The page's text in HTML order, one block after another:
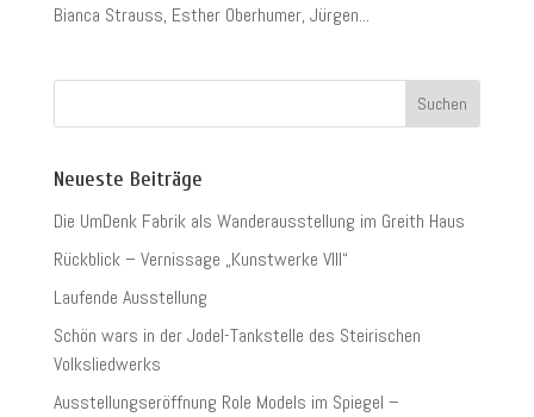
Bianca Strauss, Esther Oberhumer, Jürgen...
Neueste Beiträge
Die UmDenk Fabrik als Wanderausstellung im Greith Haus
Rückblick – Vernissage „Kunstwerke VIII“
Laufende Ausstellung
Schön wars in der Jodel-Tankstelle des Steirischen
Volksliedwerks
Ausstellungseröffnung Role Models im Spiegel –